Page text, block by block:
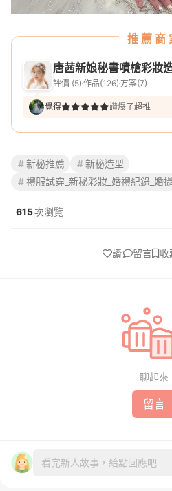
推薦商
唐茜新娘秘書噴槍彩妝
評價 (5) 作品(126) 方案(7)
覺得 讚爆了超推
新秘推薦
新秘造型
禮服試穿_新秘彩妝_婚禮紀錄_婚
615次瀏覽
讚 留言 收
聊起來
留言
看完新人故事，給點回應吧